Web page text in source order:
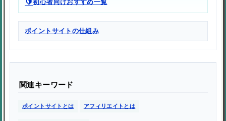
初心者向けおすすめ一覧
ポイントサイトの仕組み
関連キーワード
ポイントサイトとは アフィリエイトとは